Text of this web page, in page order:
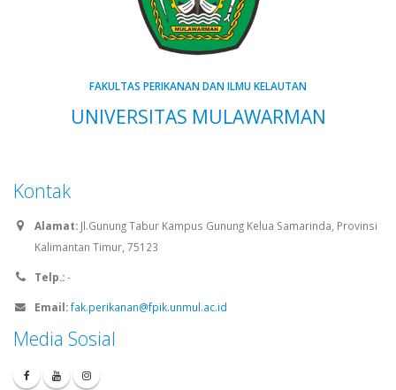
FAKULTAS PERIKANAN DAN ILMU KELAUTAN
UNIVERSITAS MULAWARMAN
Kontak
Alamat: Jl.Gunung Tabur Kampus Gunung Kelua Samarinda, Provinsi
Kalimantan Timur, 75123
Telp.:-
Email:fak.perikanan@fpik.unmul.ac.id
Media Sosial